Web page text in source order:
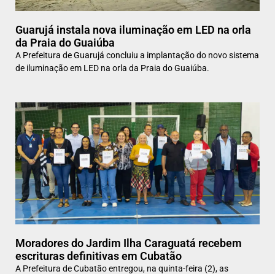
Guarujá instala nova iluminação em LED na orla
da Praia do Guaiúba
A Prefeitura de Guarujá concluiu a implantação do novo sistema
de iluminação em LED na orla da Praia do Guaiúba.
Moradores do Jardim Ilha Caraguatá recebem
escrituras definitivas em Cubatão
A Prefeitura de Cubatão entregou, na quinta-feira (2), as